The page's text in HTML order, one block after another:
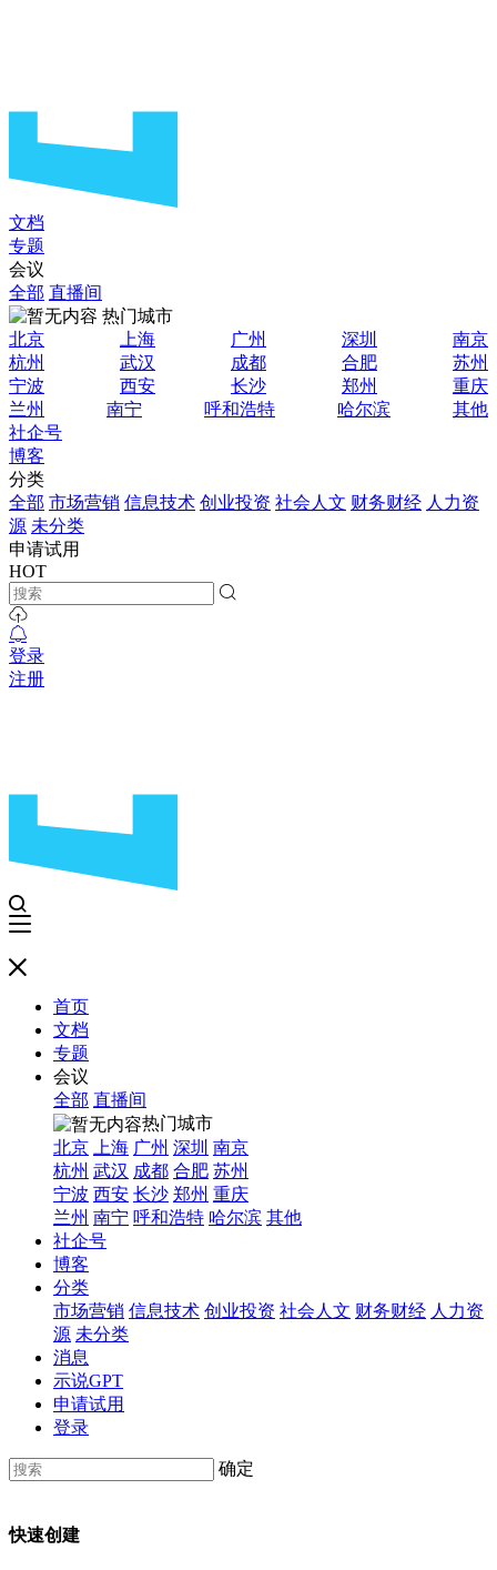
文档
专题
会议
全部 直播间
热门城市
北京
上海 广州 深圳
南京
杭州
武汉 成都 合肥
苏州
宁波
西安 长沙 郑州
重庆
兰州
南宁 呼和浩特 哈尔滨
其他
社企号
博客
分类
全部 市场营销 信息技术 创业投资 社会人文 财务财经 人力资
源 未分类
申请试用
HOT
登录
注册
首页
文档
专题
会议
全部 直播间
热门城市
北京
上海 广州 深圳 南京
杭州 武汉 成都 合肥 苏州
宁波 西安 长沙 郑州 重庆
兰州 南宁 呼和浩特 哈尔滨 其他
社企号
博客
分类
市场营销 信息技术 创业投资 社会人文 财务财经 人力资
源 未分类
消息
示说GPT
申请试用
登录
确定
快速创建